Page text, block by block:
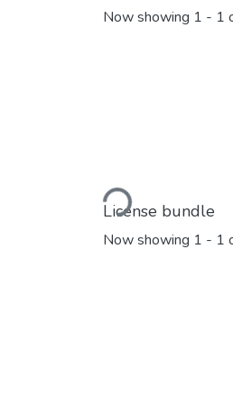
Now showing 1 - 1
Loading...
License bundle
Now showing 1 - 1